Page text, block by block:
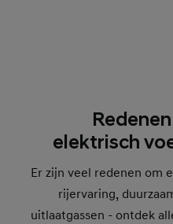
elektrisch
Er zijn veel redenen om
rijervaring,
uitlaatgassen - ontdek